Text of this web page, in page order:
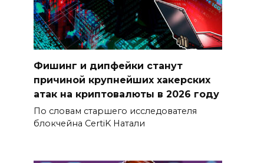
Фишинг и дипфейки станут
причиной крупнейших хакерских
атак на криптовалюты в 2026 году
По словам старшего исследователя
блокчейна CertiK Натали